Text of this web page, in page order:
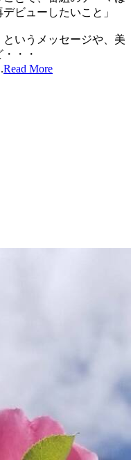
ビューしたいこと」
いうメッセージや、美
・・
Read More